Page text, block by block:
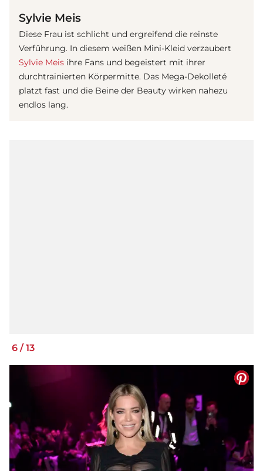
Sylvie Meis
Diese Frau ist schlicht und ergreifend die reinste
Verführung. In diesem weißen Mini-Kleid verzaubert
Sylvie Meis ihre Fans und begeistert mit ihrer
durchtrainierten Körpermitte. Das Mega-Dekolleté
platzt fast und die Beine der Beauty wirken nahezu
endlos lang.
6 /13